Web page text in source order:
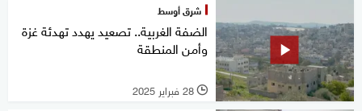
شرق أوسط
الضفة الغربية.. تصعيد يهدد تهدئة غزة
وأمن المنطقة
l 28 فبراير 2025